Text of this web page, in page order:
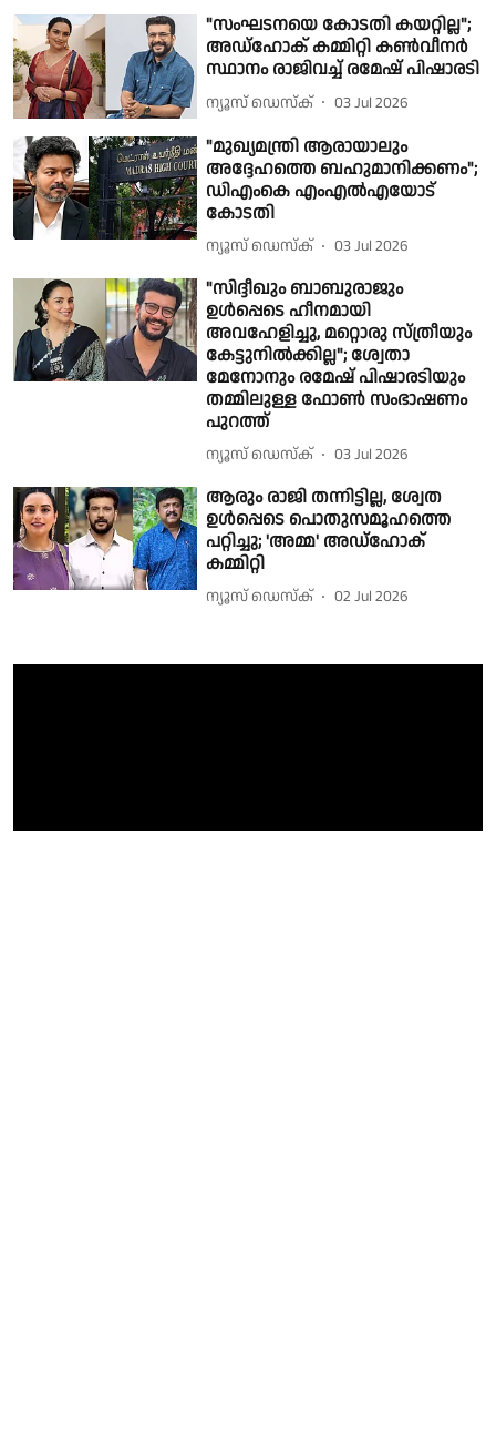
"സംഘടനയെ കോടതി കയറ്റില്ല";
അഡ്ഹോക് കമ്മിറ്റി കൺവീനർ
സ്ഥാനം രാജിവച്ച് രമേഷ് പിഷാരടി
ന്യൂസ് ഡെസ്ക് 03 Jul 2026
"മുഖ്യമന്ത്രി ആരായാലും
അദ്ദേഹത്തെ ബഹുമാനിക്കണം";
ഡിഎംകെ എംഎല്‍എയോട്
കോടതി
ന്യൂസ് ഡെസ്ക് 03 Jul 2026
"സിദ്ദീഖും ബാബുരാജും
ഉൾപ്പെടെ ഹീനമായി
അവഹേളിച്ചു, മറ്റൊരു സ്ത്രീയും
കേട്ടുനിൽക്കില്ല"; ശ്വേതാ
മേനോനും രമേഷ് പിഷാരടിയും
തമ്മിലുള്ള ഫോൺ സംഭാഷണം
പുറത്ത്
ന്യൂസ് ഡെസ്ക് 03 Jul 2026
ആരും രാജി തന്നിട്ടില്ല, ശ്വേത
ഉള്‍പ്പെടെ പൊതുസമൂഹത്തെ
പറ്റിച്ചു; 'അമ്മ' അഡ്‌ഹോക്
കമ്മിറ്റി
ന്യൂസ് ഡെസ്ക് 02 Jul 2026